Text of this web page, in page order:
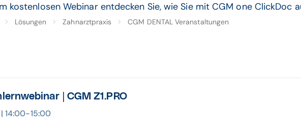
kostenlosen Webinar entdecken Sie, wie Sie mit CGM one ClickDoc
Lösungen Zahnarztpraxis CGM DENTAL Veranstaltungen
| CGM Z1.PRO
14:00-15:00